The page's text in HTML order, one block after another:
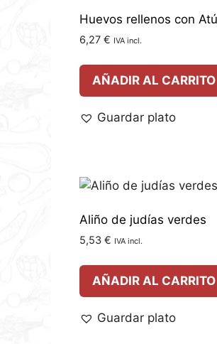
Huevos rellenos con
6,27 € IVA incl.
AÑADIR AL CARRITO
Guardar plato
Aliño de judías verdes
5,53 € IVA incl.
AÑADIR AL CARRITO
Guardar plato